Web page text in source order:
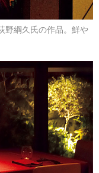
野綱久氏の作品。鮮や